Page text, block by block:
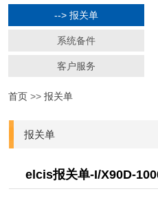
--> 报关单
系统备件
客户服务
首页 >> 报关单
报关单
elcis报关单-I/X90D-